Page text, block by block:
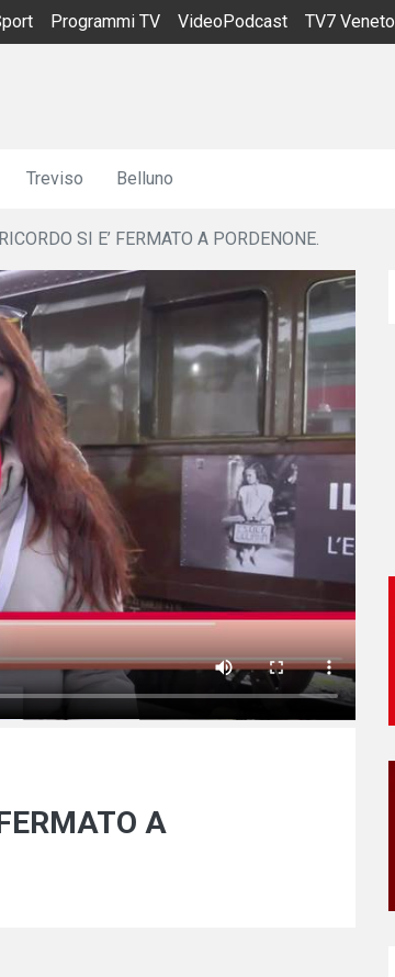
Programmi TV VideoPodcast TV7 Veneto
Treviso Belluno
SI E’ FERMATO A PORDENONE.
A